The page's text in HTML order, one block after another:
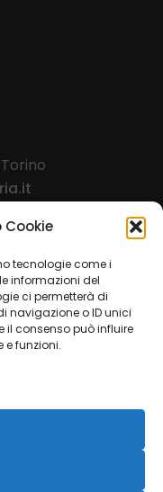
Cookie
tecnologie come i
informazioni del
ci permetterà di
navigazione o ID unici
il consenso può influire
funzioni.
15.30/19.30, o
|